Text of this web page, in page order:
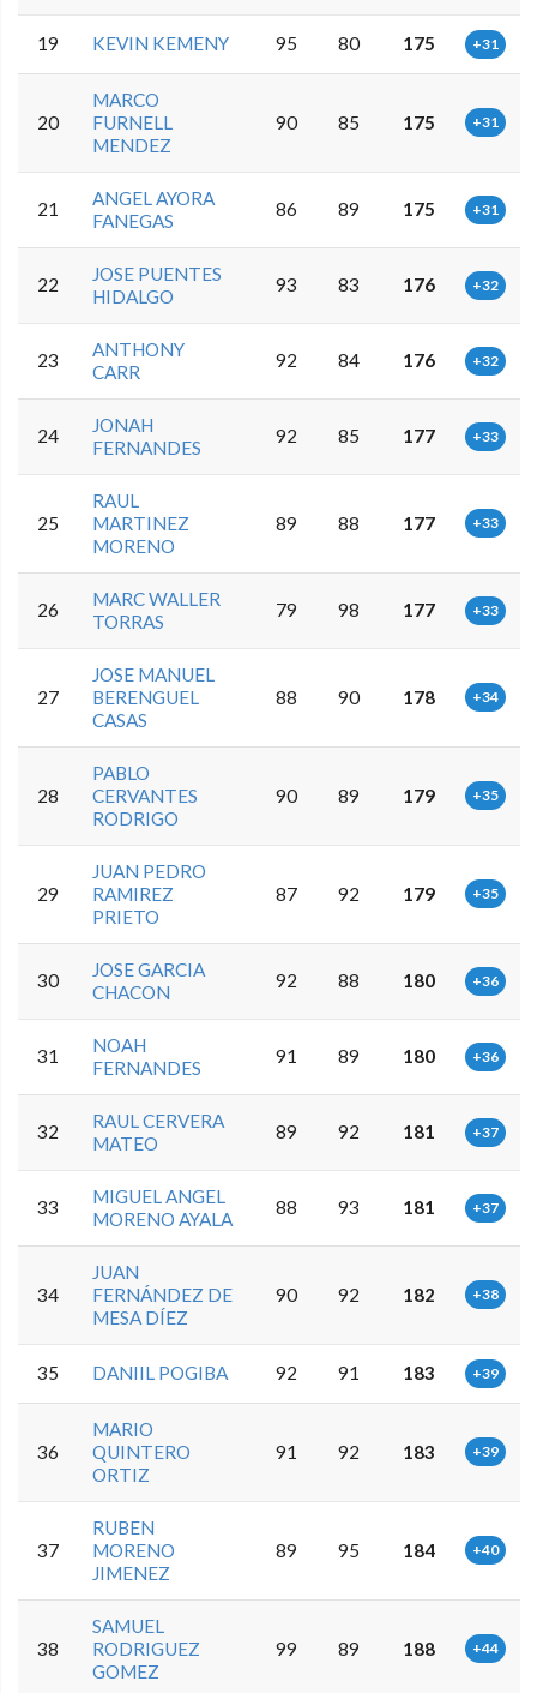
19 KEVIN KEMENY 95 80 175 +31
20
MARCO
FURNELL
MENDEZ
90 85 175 +31
21
ANGEL AYORA
FANEGAS
86 89 175 +31
22
JOSE PUENTES
HIDALGO
93 83 176 +32
23
ANTHONY
CARR
92 84 176 +32
24
JONAH
FERNANDES
92 85 177 +33
25
RAUL
MARTINEZ
MORENO
89 88 177 +33
26
MARC WALLER
TORRAS
79 98 177 +33
27
JOSE MANUEL
BERENGUEL
CASAS
88 90 178 +34
28
PABLO
CERVANTES
RODRIGO
90 89 179 +35
29
JUAN PEDRO
RAMIREZ
PRIETO
87 92 179 +35
30
JOSE GARCIA
CHACON
92 88 180 +36
31
NOAH
FERNANDES
91 89 180 +36
32
RAUL CERVERA
MATEO
89 92 181 +37
33
MIGUEL ANGEL
MORENO AYALA
88 93 181 +37
34
JUAN
FERNÁNDEZ DE
MESA DÍEZ
90 92 182 +38
35 DANIIL POGIBA 92 91 183 +39
36
MARIO
QUINTERO
ORTIZ
91 92 183 +39
37
RUBEN
MORENO
JIMENEZ
89 95 184 +40
38
SAMUEL
RODRIGUEZ
GOMEZ
99 89 188 +44